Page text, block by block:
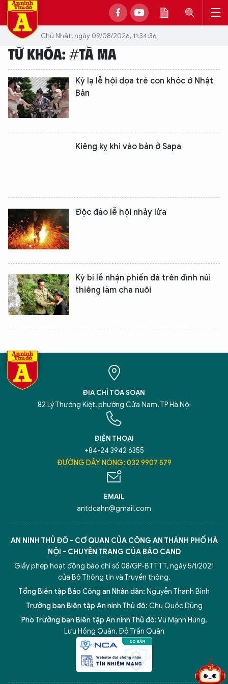
Chủ Nhật, ngày 09/08/2026, 11:34:36
TỪ KHÓA: #TÀ MA
Kỳ lạ lễ hội dọa trẻ con khóc ở Nhật
Bản
Kiêng kỵ khi vào bản ở Sapa
Độc đáo lễ hội nhảy lửa
Kỳ bí lễ nhận phiến đá trên đỉnh núi
thiêng làm cha nuôi
ĐỊA CHỈ TÒA SOẠN
82 Lý Thường Kiệt, phường Cửa Nam, TP Hà Nội
ĐIỆN THOẠI
+84-24 3942 6355
ĐƯỜNG DÂY NÓNG: 032 9907 579
EMAIL
antdcahn@gmail.com
AN NINH THỦ ĐÔ - CƠ QUAN CỦA CÔNG AN THÀNH PHỐ HÀ
NỘI - CHUYÊN TRANG CỦA BÁO CAND
Giấy phép hoạt động báo chí số 08/GP-BTTTT, ngày 5/1/2021
của Bộ Thông tin và Truyền thông.
Tổng Biên tập Báo Công an Nhân dân: Nguyễn Thanh Bình
Trưởng ban Biên tập An ninh Thủ đô: Chu Quốc Dũng
Phó Trưởng ban Biên tập An ninh Thủ đô:Vũ Mạnh Hùng,
Lưu Hồng Quân, Đỗ Trần Quân
XIN CHÀO,
TÔI LÀ CHATBOT CỦA
An Ninh Thủ Đô nhé. Tôi sẵn sàng hỗ trợ!
5 điểm nghẽn của Hà Nội giải pháp xử lý điểm nghẽn của